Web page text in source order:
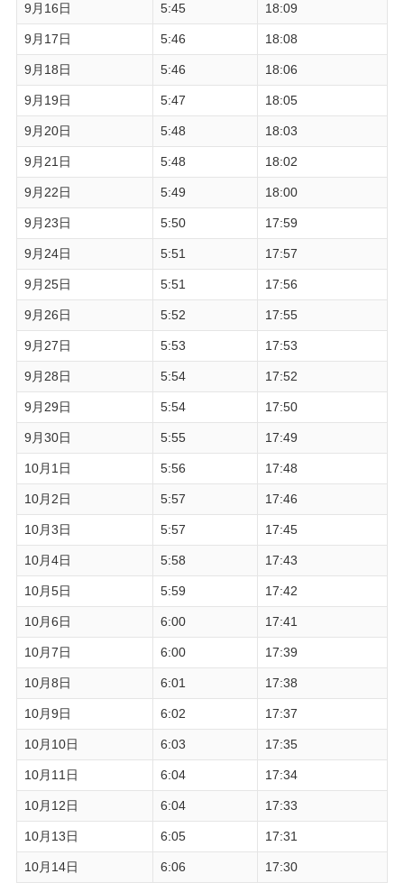
9月16日 5:45 18:09
9月17日 5:46 18:08
9月18日 5:46 18:06
9月19日 5:47 18:05
9月20日 5:48 18:03
9月21日 5:48 18:02
9月22日 5:49 18:00
9月23日 5:50 17:59
9月24日 5:51 17:57
9月25日 5:51 17:56
9月26日 5:52 17:55
9月27日 5:53 17:53
9月28日 5:54 17:52
9月29日 5:54 17:50
9月30日 5:55 17:49
10月1日 5:56 17:48
10月2日 5:57 17:46
10月3日 5:57 17:45
10月4日 5:58 17:43
10月5日 5:59 17:42
10月6日 6:00 17:41
10月7日 6:00 17:39
10月8日 6:01 17:38
10月9日 6:02 17:37
10月10日 6:03 17:35
10月11日 6:04 17:34
10月12日 6:04 17:33
10月13日 6:05 17:31
10月14日 6:06 17:30